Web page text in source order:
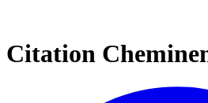
Citation